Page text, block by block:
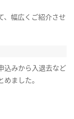
、幅広くご紹介させ
込みから入退去など
ました。